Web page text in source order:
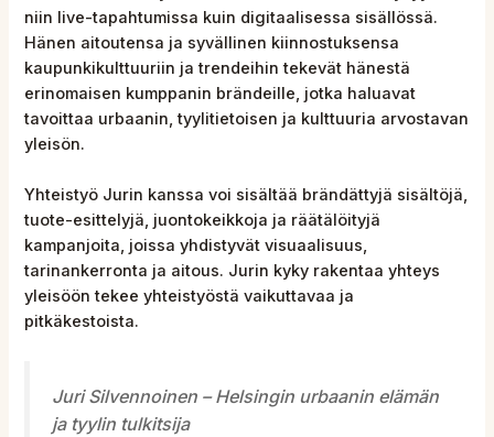
niin live-tapahtumissa kuin digitaalisessa sisällössä.
Hänen aitoutensa ja syvällinen kiinnostuksensa
kaupunkikulttuuriin ja trendeihin tekevät hänestä
erinomaisen kumppanin brändeille, jotka haluavat
tavoittaa urbaanin, tyylitietoisen ja kulttuuria arvostavan
yleisön.
Yhteistyö Jurin kanssa voi sisältää brändättyjä sisältöjä,
tuote-esittelyjä, juontokeikkoja ja räätälöityjä
kampanjoita, joissa yhdistyvät visuaalisuus,
tarinankerronta ja aitous. Jurin kyky rakentaa yhteys
yleisöön tekee yhteistyöstä vaikuttavaa ja
pitkäkestoista.
Juri Silvennoinen – Helsingin urbaanin elämän
ja tyylin tulkitsija